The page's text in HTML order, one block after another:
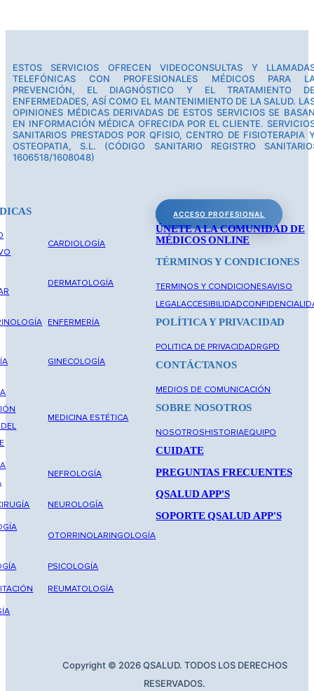
ESTOS SERVICIOS OFRECEN VIDEOCONSULTAS Y
TELEFÓNICAS CON PROFESIONALES MÉDICOS PARA
PREVENCIÓN, EL DIAGNÓSTICO Y EL TRATAMIENTO
ENFERMEDADES, ASÍ COMO EL MANTENIMIENTO DE LA SALUD.
OPINIONES MÉDICAS DERIVADAS DE ESTOS SERVICIOS SE
EN INFORMACIÓN MÉDICA OFRECIDA POR EL CLIENTE.
SANITARIOS PRESTADOS POR QFISIO, CENTRO DE FISIOTERAPIA
OSTEOPATIA, S.L. (CÓDIGO SANITARIO REGISTRO
1606518/1608048)
CARDIOLOGÍA
DERMATOLOGÍA
ENFERMERÍA
GINECOLOGÍA
MEDICINA ESTÉTICA
NEFROLOGÍA
NEUROLOGÍA
OTORRINOLARINGOLOGÍA
PSICOLOGÍA
REUMATOLOGÍA
ACCESO PROFESIONAL
ÚNETE A LA COMUNIDAD DE
MÉDICOS ONLINE
TÉRMINOS Y CONDICIONES
TERMINOS Y CONDICIONESAVISO
LEGALACCESIBILIDAD
POLÍTICA Y PRIVACIDAD
POLITICA DE PRIVACIDADRGPD
CONTÁCTANOS
MEDIOS DE COMUNICACIÓN
SOBRE NOSOTROS
NOSOTROSHISTORIAEQUIPO
CUIDATE
PREGUNTAS FRECUENTES
QSALUD APP'S
SOPORTE QSALUD APP'S
Copyright © 2026 QSALUD. TODOS LOS DERECHOS
RESERVADOS.